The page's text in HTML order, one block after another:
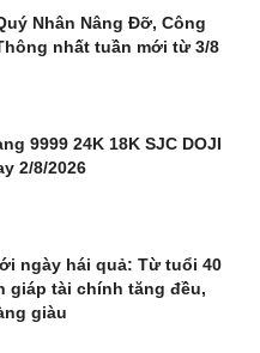
Nhân Nâng Đỡ, Công
nhất tuần mới từ 3/8
9999 24K 18K SJC DOJI
2/8/2026
ngày hái quả: Từ tuổi 40
giáp tài chính tăng đều,
giàu